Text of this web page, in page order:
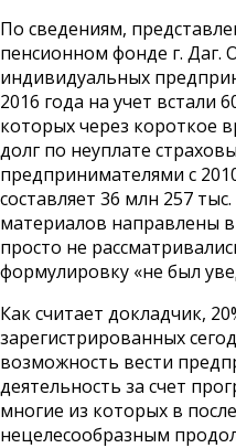
По сведениям,
пенсионном фонде г. Даг.
индивидуальных
2016 года на учет встали
которых через короткое
долг по неуплате
предпринимателями с
составляет 36 млн 257
материалов направлены
просто не
формулировку «не был
Как считает докладчик,
зарегистрированных
возможность вести
деятельность за счет
многие из которых в
нецелесообразным